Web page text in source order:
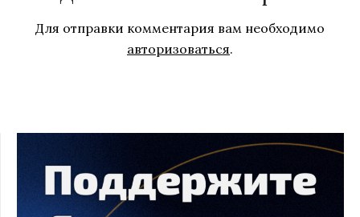
Для отправки комментария вам необходимо
авторизоваться.